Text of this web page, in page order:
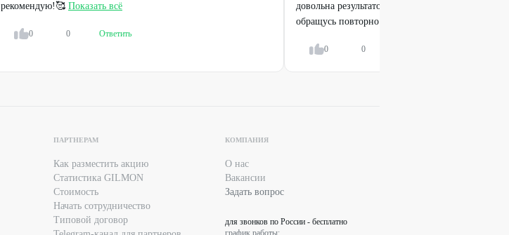
рекомендую!🥰 Показать всё
0 0 Ответить
довольна результатом!!!все прошло на высшем
обращусь повторно .
0 0
ПАРТНЕРАМ
Как разместить акцию
Статистика GILMON
Стоимость
Начать сотрудничество
Типовой договор
КОМПАНИЯ
О нас
Вакансии
Задать вопрос
для звонков по России - бесплатно
график работы: